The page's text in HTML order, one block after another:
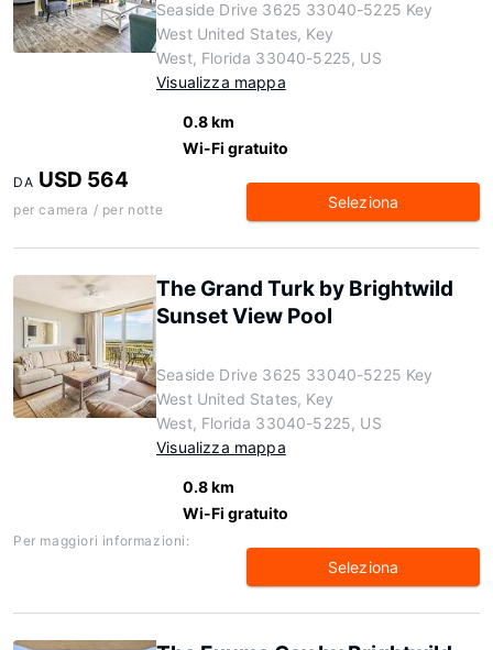
Seaside Drive 3625 33040-5225 Key
West United States, Key
West, Florida 33040-5225, US
Visualizza mappa
0.8 km
Wi-Fi gratuito
DA USD 564
per camera / per notte Seleziona
The Grand Turk by Brightwild
Sunset View Pool
Seaside Drive 3625 33040-5225 Key
West United States, Key
West, Florida 33040-5225, US
Visualizza mappa
0.8 km
Wi-Fi gratuito
Per maggiori informazioni:
Seleziona